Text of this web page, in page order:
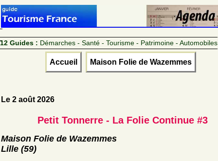
12 Guides : Démarches - Santé - Tourisme - Patrimoine - Automobiles
Accueil Maison Folie de Wazemmes
Le 2 août 2026
Petit Tonnerre - La Folie Continue #3
Maison Folie de Wazemmes
Lille (59)